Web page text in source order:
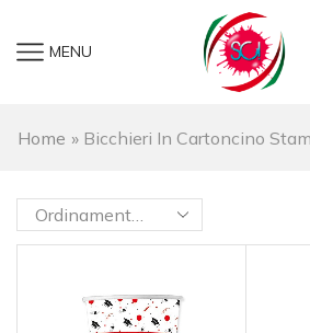
MENU
Home » Bicchieri In Cartoncino